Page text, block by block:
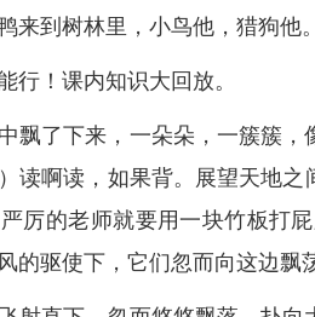
来到树林里，小鸟他，猎狗他
行！课内知识大回放。
飘了下来，一朵朵，一簇簇
读啊读，如果背。展望天地
厉的老师就要用一块竹板打
的驱使下，它们忽而向这边飘